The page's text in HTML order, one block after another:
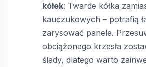
kółek: Twarde kółka
kauczukowych – potrafią
zarysować panele.
obciążonego krzesła
ślady, dlatego warto